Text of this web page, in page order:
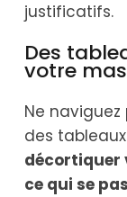
justificatifs.
Des
votre
Ne naviguez
des
décortiquer
ce qui se